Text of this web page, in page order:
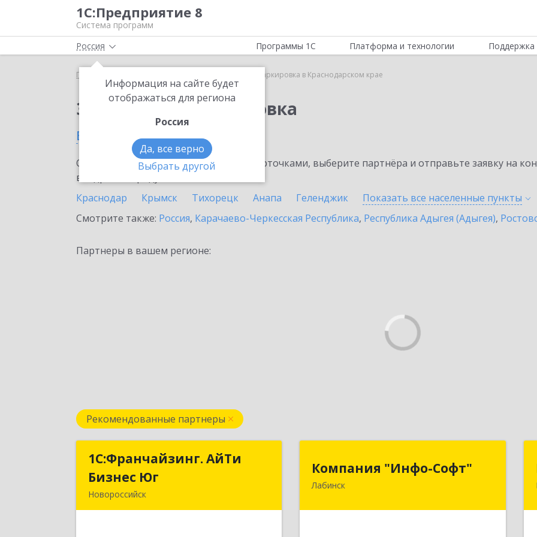
1С:Предприятие 8
Система программ
Россия
Информация на сайте будет
отображаться для региона
Россия
Да, все верно
Выбрать другой
Программы 1С Платформа и технологии Поддержка
Главная 1С:Маркировка в Краснодарском крае
Заказать 1С:Маркировка
в Краснодарском крае
Ознакомьтесь с информационными карточками, выберите партнёра и отправьте заявку на
внедрение продукта.
Краснодар
Крымск Тихорецк Анапа Геленджик Показать все населенные пункты
Смотрите также: Россия, Карачаево-Черкесская Республика, Республика Адыгея (Адыгея),
Партнеры в вашем регионе:
Рекомендованные партнеры
1С:Франчайзинг. АйТи
Бизнес Юг
Новороссийск
1С:Франчайзинг. АйТи
Компания "Инфо-Софт"
Лабинск
Компания "Инфо-Софт"